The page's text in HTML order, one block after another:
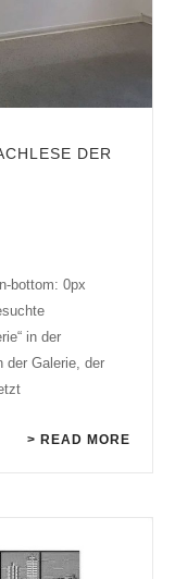
DER
bottom: 0px
in der
der Galerie, der
> READ MORE